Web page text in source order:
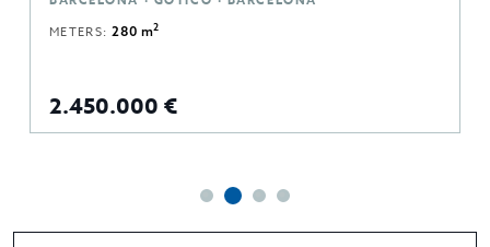
METERS:280 m2
2.450.000 €